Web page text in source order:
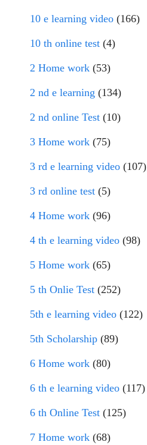
10 e learning video (166)
10 th online test (4)
2 Home work (53)
2 nd e learning (134)
2 nd online Test (10)
3 Home work (75)
3 rd e learning video (107)
3 rd online test (5)
4 Home work (96)
4 th e learning video (98)
5 Home work (65)
5 th Onlie Test (252)
5th e learning video (122)
5th Scholarship (89)
6 Home work (80)
6 th e learning video (117)
6 th Online Test (125)
7 Home work (68)